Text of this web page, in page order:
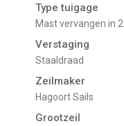
Type tuigage
Mast vervangen
Verstaging
Staaldraad
Zeilmaker
Hagoort Sails
Grootzeil